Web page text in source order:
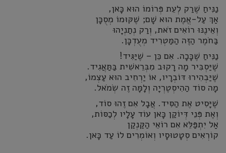
נַנִּיחַ שֶׁרַק לְעֵת פְּרוֹמוֹ הוּא כָּאן,
אַךְ עַל-אֱמֶת הוּא שָׁם; שֶׁקּוּמוֹ מְסֻכָּן
וְאֵינֶנּוּ רוֹאִים זֹאת, וְרַק נְתַנְיָהוּ
בַּחֹמֶר הַזֶּה הַמַּטְרִיד מְעֻדְכָּן.
נַנִּיחַ שֶׁכָּכָה. אִם כֵּן – שֶׁיַּגִּיד!
שֶׁיַּסְבִּיר מָה רָקוּב מִבְּרֵאשִׁית בַּתַּאֲגִיד.
שֶׁיַּבְהִירוּ דּוֹבְרָיו, אוֹ יַרְחִיב הוּא עַצְמוֹ,
מָה סוֹד הַהִיסְטֶרְיָה וְלָמָּה זֶה שְׂמֹאל.
שֶׁיָּסִיט אֶת הַסִּיד. אֲבָל אִם זֶהוּ סוֹד,
וְאֶת פְּנֵי דְּיוֹקַן כָּאן עוֹד עָלָיו לְכַסּוֹת,
אַל יִתְפַּלֵּא אִם רוֹאֵי הַקַּנְקַן
קוֹרְאִים סְטָטוּסָיו וְאוֹמְרִים לוֹ עַד כָּאן.